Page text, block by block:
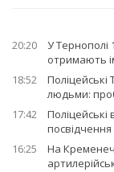
20:20
У Тернополі
отримають
18:52
людьми:
17:42
16:25
На